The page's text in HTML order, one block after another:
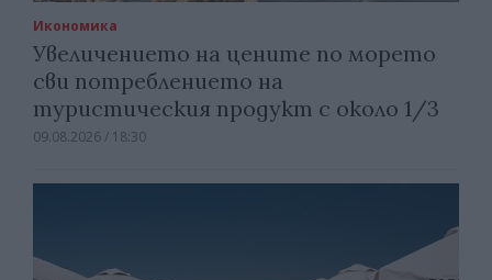
Икономика
Увеличението на цените по морето
сви потреблението на
туристическия продукт с около 1/3
09.08.2026 / 18:30